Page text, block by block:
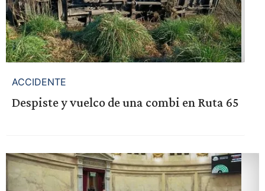
ACCIDENTE
Despiste y vuelco de una combi en Ruta 65